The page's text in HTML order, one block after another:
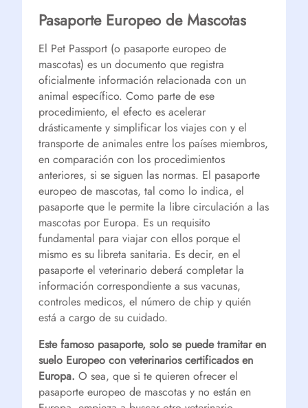
Pasaporte Europeo de Mascotas
El Pet Passport (o pasaporte europeo de
mascotas) es un documento que registra
oficialmente información relacionada con un
animal específico. Como parte de ese
procedimiento, el efecto es acelerar
drásticamente y simplificar los viajes con y el
transporte de animales entre los países miembros,
en comparación con los procedimientos
anteriores, si se siguen las normas. El pasaporte
europeo de mascotas, tal como lo indica, el
pasaporte que le permite la libre circulación a las
mascotas por Europa. Es un requisito
fundamental para viajar con ellos porque el
mismo es su libreta sanitaria. Es decir, en el
pasaporte el veterinario deberá completar la
información correspondiente a sus vacunas,
controles medicos, el número de chip y quién
está a cargo de su cuidado.
Este famoso pasaporte, solo se puede tramitar en
suelo Europeo con veterinarios certificados en
Europa. O sea, que si te quieren ofrecer el
pasaporte europeo de mascotas y no están en